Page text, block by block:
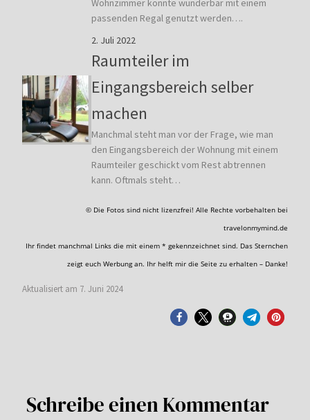
Wohnzimmer könnte wunderbar mit einem
passenden Regal genutzt werden….
2. Juli 2022
Raumteiler im
Eingangsbereich selber
machen
Manchmal steht man vor der Frage, wie man
den Eingangsbereich der Wohnung mit einem
Raumteiler geschickt vom Rest abtrennen
kann. Oftmals steht…
© Die Fotos sind nicht lizenzfrei! Alle Rechte vorbehalten bei
travelonmymind.de
Ihr findet manchmal Links die mit einem * gekennzeichnet sind. Das Sternchen
zeigt euch Werbung an. Ihr helft mir die Seite zu erhalten – Danke!
Aktualisiert am 7. Juni 2024
Schreibe einen Kommentar